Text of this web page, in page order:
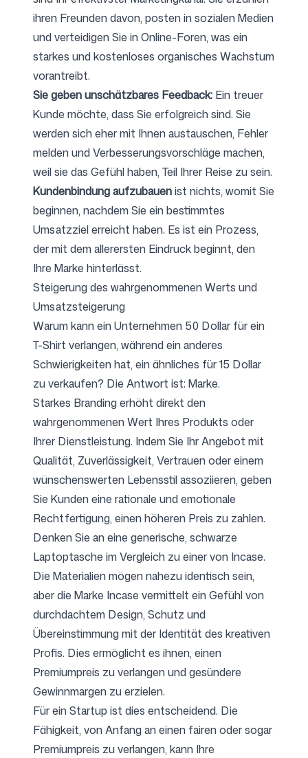
ihren Freunden davon, posten in sozialen Medien
und verteidigen Sie in Online-Foren, was ein
starkes und kostenloses organisches Wachstum
vorantreibt.
Sie geben unschätzbares Feedback: Ein treuer
Kunde möchte, dass Sie erfolgreich sind. Sie
werden sich eher mit Ihnen austauschen, Fehler
melden und Verbesserungsvorschläge machen,
weil sie das Gefühl haben, Teil Ihrer Reise zu sein.
Kundenbindung aufzubauenist nichts, womit Sie
beginnen, nachdem Sie ein bestimmtes
Umsatzziel erreicht haben. Es ist ein Prozess,
der mit dem allerersten Eindruck beginnt, den
Ihre Marke hinterlässt.
Steigerung des wahrgenommenen Werts und
Umsatzsteigerung
Warum kann ein Unternehmen 50 Dollar für ein
T-Shirt verlangen, während ein anderes
Schwierigkeiten hat, ein ähnliches für 15 Dollar
zu verkaufen? Die Antwort ist: Marke.
Starkes Branding erhöht direkt den
wahrgenommenen Wert Ihres Produkts oder
Ihrer Dienstleistung. Indem Sie Ihr Angebot mit
Qualität, Zuverlässigkeit, Vertrauen oder einem
wünschenswerten Lebensstil assoziieren, geben
Sie Kunden eine rationale und emotionale
Rechtfertigung, einen höheren Preis zu zahlen.
Denken Sie an eine generische, schwarze
Laptoptasche im Vergleich zu einer von Incase.
Die Materialien mögen nahezu identisch sein,
aber die Marke Incase vermittelt ein Gefühl von
durchdachtem Design, Schutz und
Übereinstimmung mit der Identität des kreativen
Profis. Dies ermöglicht es ihnen, einen
Premiumpreis zu verlangen und gesündere
Gewinnmargen zu erzielen.
Für ein Startup ist dies entscheidend. Die
Fähigkeit, von Anfang an einen fairen oder sogar
Premiumpreis zu verlangen, kann Ihre